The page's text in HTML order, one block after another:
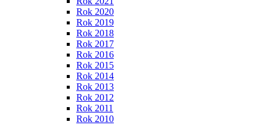
Rok 2020
Rok 2019
Rok 2018
Rok 2017
Rok 2016
Rok 2015
Rok 2014
Rok 2013
Rok 2012
Rok 2011
Rok 2010